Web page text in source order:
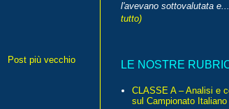
Post più vecchio
l'avevano sottovalutata e...
tutto)
LE NOSTRE
CLASSE A – Analisi e
sul Campionato Italiano